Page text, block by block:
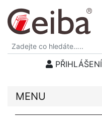
PŘIHLÁŠENÍ
MENU